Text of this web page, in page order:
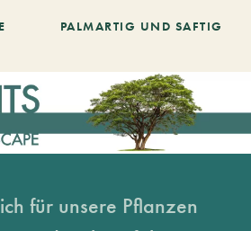
PALMARTIG UND SAFTIG
für unsere Pflanzen